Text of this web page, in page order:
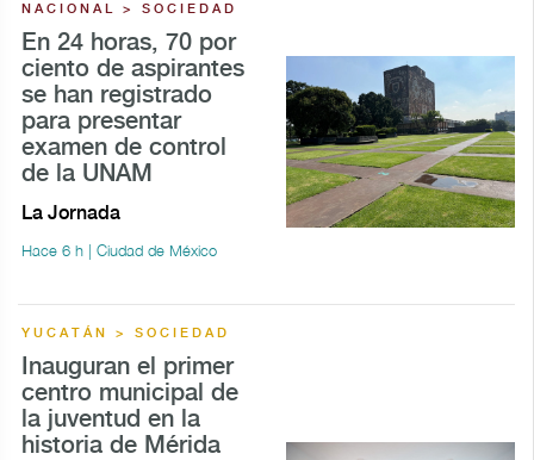
NACIONAL > SOCIEDAD
En 24 horas, 70 por
ciento de aspirantes
se han registrado
para presentar
examen de control
de la UNAM
La Jornada
Hace 6 h | Ciudad de México
YUCATÁN > SOCIEDAD
Inauguran el primer
centro municipal de
la juventud en la
historia de Mérida